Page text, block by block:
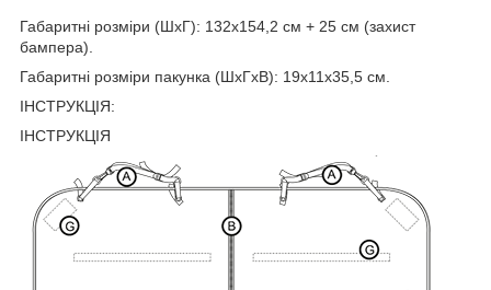
Габаритні розміри (ШхГ): 132х154,2 см + 25 см (захист
бампера).
Габаритні розміри пакунка (ШхГхВ): 19х11х35,5 см.
ІНСТРУКЦІЯ:
ІНСТРУКЦІЯ